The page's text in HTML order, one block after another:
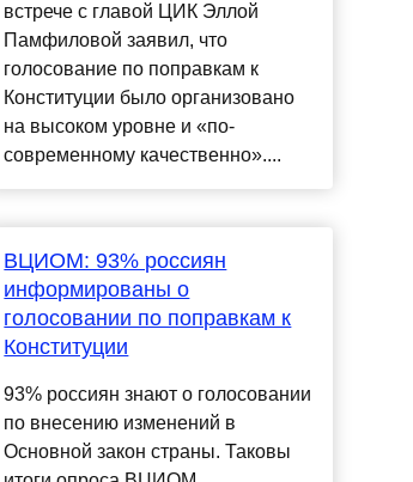
встрече с главой ЦИК Эллой
Памфиловой заявил, что
голосование по поправкам к
Конституции было организовано
на высоком уровне и «по-
современному качественно»....
ВЦИОМ: 93% россиян
информированы о
голосовании по поправкам к
Конституции
93% россиян знают о голосовании
по внесению изменений в
Основной закон страны. Таковы